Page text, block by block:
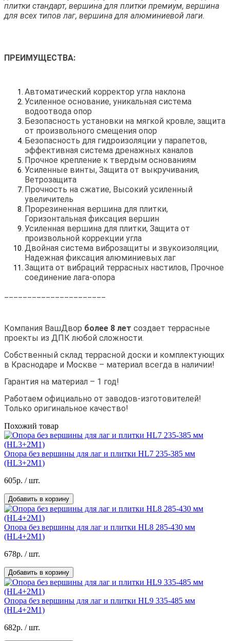
плитки стандарт, вершина для плитки премиум, вершина
для всех типов лаг, вершина для алюминиевой лаги.
ПРЕИМУЩЕСТВА:
Автоматический корректор угла наклона
Усиленное основание, уникальная система
водоотвода опор
Безопасность установки на мягкой кровле, защита
от произвольного смещения опор
Безопасность для гидроизоляции у парапетов,
эффективная система дренажных каналов
Прочное крепление к твердым основаниям
Усиленные винты, Защита от выкручивания,
Ветрозащита
Прочность на сжатие, Высокий усиленный
увеличитель
Прорезиненная вершина для плитки,
Горизонтальная фиксация вершин
Усиленная вершина для плитки, Защита от
произвольной коррекции угла
Двойная система виброзащиты и звукоизоляции,
Надежная фиксация алюминиевых лаг
Защита от вибраций террасных настилов, Прочное
соединение лага-опора
Компания ВашДвор более 8 лет создает террасные
проекты из ДПК любой сложности.
Собственный склад террасной доски и комплектующих
в Краснодаре и Москве – материал всегда в наличии!
Гарантия на материал – 1 год!
Работаем официально от заводов-изготовителей!
Только оригинальное качество!
Похожий товар
Опора без вершины для лаг и плитки HL7 235-385 мм
(HL3+2М1)
605р. / шт.
Добавить в корзину
Опора без вершины для лаг и плитки HL8 285-430 мм
(HL4+2М1)
678р. / шт.
Добавить в корзину
Опора без вершины для лаг и плитки HL9 335-485 мм
(HL4+2М1)
682р. / шт.